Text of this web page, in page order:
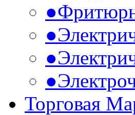
●
●
●
●
Торговая